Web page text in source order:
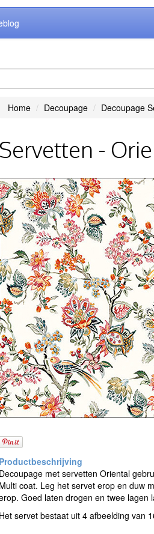
Home Decoupage Decoupage
Servetten -
Decoupage met servetten Oriental
Multi coat. Leg het servet erop en duw
Goed laten drogen en twee lagen
Het servet bestaat uit 4 afbeelding van